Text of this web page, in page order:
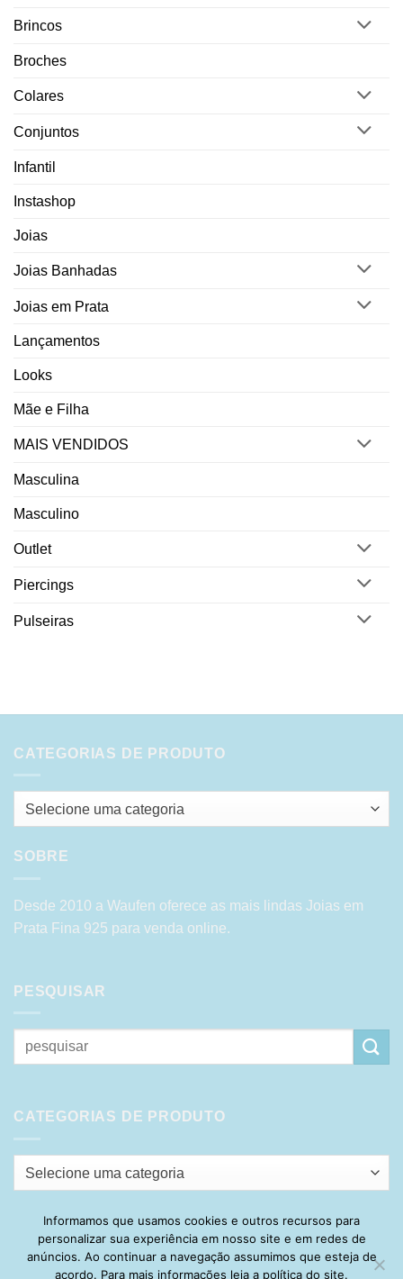
Brincos
Broches
Colares
Conjuntos
Infantil
Instashop
Joias
Joias Banhadas
Joias em Prata
Lançamentos
Looks
Mãe e Filha
MAIS VENDIDOS
Masculina
Masculino
Outlet
Piercings
Pulseiras
CATEGORIAS DE PRODUTO
Selecione uma categoria
SOBRE
Desde 2010 a Waufen oferece as mais lindas Joias em
Prata Fina 925 para venda online.
PESQUISAR
Pesquisar
por:
CATEGORIAS DE PRODUTO
Selecione uma categoria
Visa PayPal Stripe MasterCard
Cash
On
Informamos que usamos cookies e outros recursos para
personalizar sua experiência em nosso site e em redes de
anúncios. Ao continuar a navegação assumimos que esteja de
acordo. Para mais informações leia a política do site.